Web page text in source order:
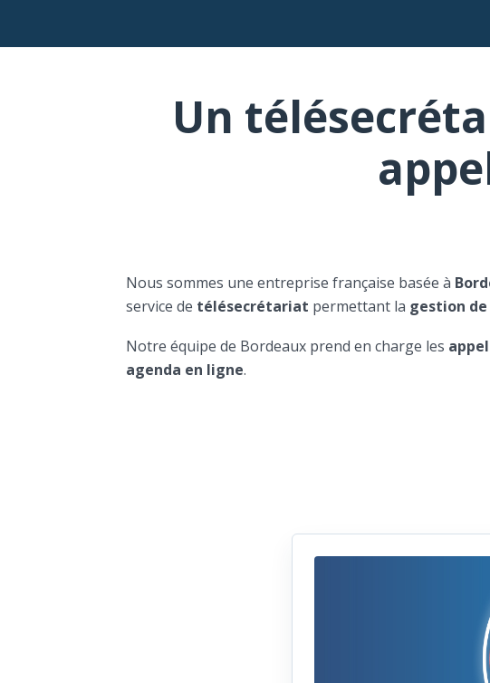
Un
Nous sommes une entreprise française basée à
service de télésecrétariat permettant la gestion
Notre équipe de Bordeaux prend en charge les
agenda en ligne.